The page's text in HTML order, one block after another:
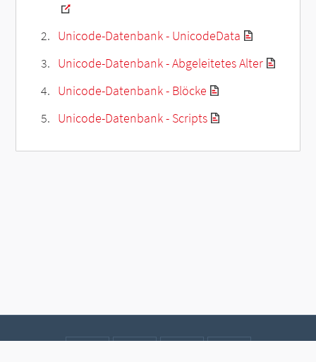
Unicode-Datenbank - UnicodeData
Unicode-Datenbank - Abgeleitetes Alter
Unicode-Datenbank - Blöcke
Unicode-Datenbank - Scripts